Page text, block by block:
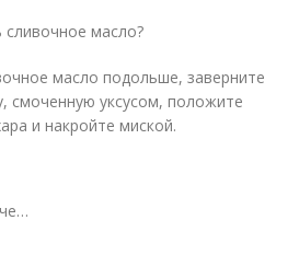
масло?
масло подольше, заверните
смоченную уксусом, положите
и накройте миской.